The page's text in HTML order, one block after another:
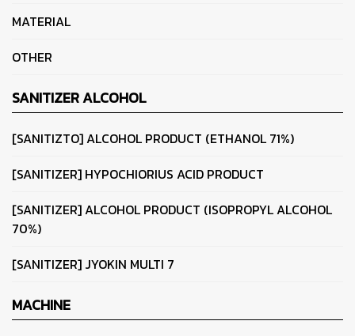
MATERIAL
OTHER
SANITIZER ALCOHOL
[SANITIZTO] ALCOHOL PRODUCT (ETHANOL 71%)
[SANITIZER] HYPOCHIORIUS ACID PRODUCT
[SANITIZER] ALCOHOL PRODUCT (ISOPROPYL ALCOHOL
70%)
[SANITIZER] JYOKIN MULTI 7
MACHINE